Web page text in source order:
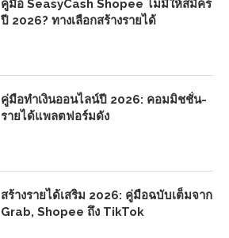
คู่มือ SeasyCash Shopee ไม่มีให้สมัคร
ปี 2026? ทางเลือกสร้างรายได้
คู่มือทำเงินออนไลน์ปี 2026: คอมมิชชั่น-
รายได้แพลตฟอร์มดัง
สร้างรายได้เสริม 2026: คู่มือฉบับเต็มจาก
Grab, Shopee ถึง TikTok